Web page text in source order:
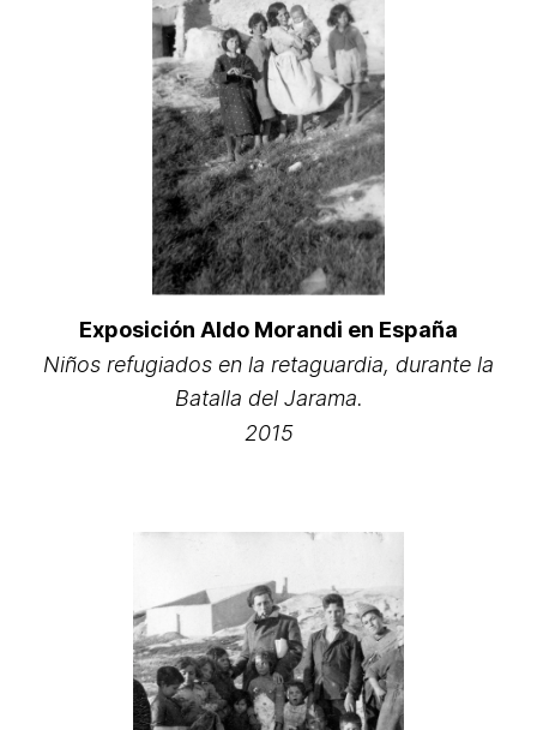
Exposición Aldo Morandi en España
Niños refugiados en la retaguardia, durante la
Batalla del Jarama.
2015